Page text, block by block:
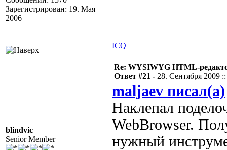
Зарегистрирован: 19. Мая
2006
ICQ
blindvic
Senior Member
Re: WYSIWYG HTML-
Ответ #21 - 28. Сентября 2009
maljaev писал(а)
Наклепал
WebBrowser.
нужный